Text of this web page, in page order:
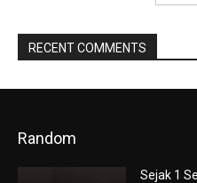
RECENT COMMENTS
Random
Sejak 1